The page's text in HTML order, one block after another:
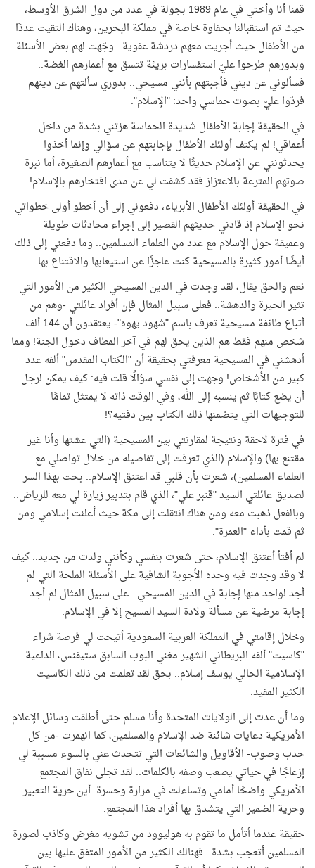
قمنا أنا وأختي في عام 1989 بجولة في عدد من دول الشرق الأوسط،
حيث تم استقبالنا بحفاوة خاصة في مملكة البحرين، وهناك التقيت عددًا
من الأطفال حيث أجريت معهم دردشة عفوية.. وجّهت لهم بعض الأسئلة..
وبدورهم طرحوا عليّ استفسارات بريئة تتسق مع أعمارهم الغضة..
فسألوني عن ديني فأجبتهم بأنني مسيحي.. بدوري سألتهم عن دينهم
فردّوا عليّ بصوت حماسي واحد: "الإسلام".
في الحقيقة إجابة الأطفال شديدة الحماسة هزتني بشدة من داخل
أعماقي! لم يكتف أولئك الأطفال بإجابتهم عن سؤالي وإنما أخذوا
يحدثونني عن الإسلام حديثًا لا يتناسب مع أعمارهم الصغيرة، أما نبرة
صوتهم المترعة بالاعتزاز فقد كشفت لي عن مدى افتخارهم بالإسلام!
في الحقيقة أولئك الأطفال الأبرياء، دفعوني إلى أن أخطو أولى خطواتي
نحو الإسلام إذ قادني حديثهم القصير إلى إجراء محادثات طويلة
وعميقة حول الإسلام مع عدد من العلماء المسلمين.. وما دفعني إلى ذلك
أيضًا أمور كثيرة بالمسيحية كنت عاجزًا عن استيعابها والاقتناع بها.
نعم والحق يقال، لقد وجدت في الدين المسيحي الكثير من الأمور التي
تثير الحيرة والدهشة.. فعلى سبيل المثال فإن أفراد عائلتي -وهم من
أتباع طائفة مسيحية تعرف باسم "شهود يهوه"- يعتقدون أن 144 ألف
شخص منهم فقط هم الذين يحق لهم في آخر المطاف دخول الجنة! ومما
أدهشني في المسيحية معرفتي بحقيقة أن "الكتاب المقدس" ألفه عدد
كبير من الأشخاص! وجهت إلى نفسي سؤالًا قلت فيه: كيف يمكن لرجل
أن يضع كتابًا ثم ينسبه إلى الله، وفي الوقت ذاته لا يمتثل تمامًا
للتوجيهات التي يتضمنها ذلك الكتاب بين دفتيه؟!
في فترة لاحقة ونتيجة لمقارنتي بين المسيحية (التي عشتها وأنا غير
مقتنع بها) والإسلام (الذي تعرفت إلى تفاصيله من خلال تواصلي مع
العلماء المسلمين)، شعرت بأن قلبي قد اعتنق الإسلام.. بحت بهذا السر
لصديق عائلتي السيد "قنبر علي"، الذي قام بتدبير زيارة لي معه للرياض..
وبالفعل ذهبت معه ومن هناك انتقلت إلى مكة حيث أعلنت إسلامي ومن
ثم قمت بأداء "العمرة".
لم أفتأ أعتنق الإسلام، حتى شعرت بنفسي وكأنني ولدت من جديد.. كيف
لا وقد وجدت فيه وحده الأجوبة الشافية على الأسئلة الملحة التي لم
أجد لواحد منها إجابة في الدين المسيحي.. على سبيل المثال لم أجد
إجابة مرضية عن مسألة ولادة السيد المسيح إلا في الإسلام.
وخلال إقامتي في المملكة العربية السعودية أتيحت لي فرصة شراء
"كاسيت" ألفه البريطاني الشهير مغني البوب السابق ستيفنس، الداعية
الإسلامية الحالي يوسف إسلام.. بحق لقد تعلمت من ذلك الكاسيت
الكثير المفيد.
وما أن عدت إلى الولايات المتحدة وأنا مسلم حتى أطلقت وسائل الإعلام
الأمريكية دعايات شائنة ضد الإسلام والمسلمين، كما انهمرت -من كل
حدب وصوب- الأقاويل والشائعات التي تتحدث عني بالسوء مسببة لي
إزعاجًا في حياتي يصعب وصفه بالكلمات.. لقد تجلى نفاق المجتمع
الأمريكي واضحًا أمامي وتساءلت في مرارة وحسرة: أين حرية التعبير
وحرية الضمير التي يتشدق بها أفراد هذا المجتمع.
حقيقة عندما أتأمل ما تقوم به هوليوود من تشويه مغرض وكاذب لصورة
المسلمين أتعجب بشدة.. فهنالك الكثير من الأمور المتفق عليها بين